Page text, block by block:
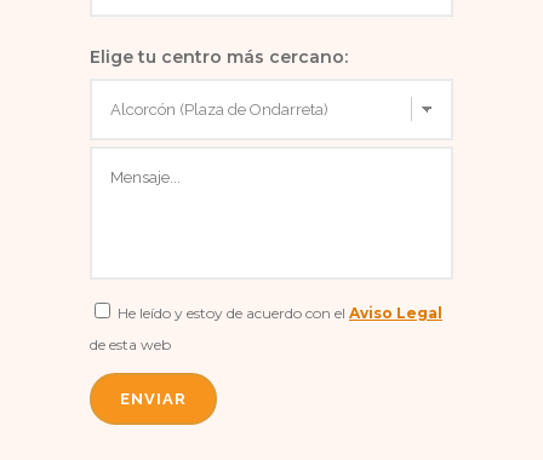
Elige tu centro más cercano:
He leído y estoy de acuerdo con el Aviso Legal
de esta web